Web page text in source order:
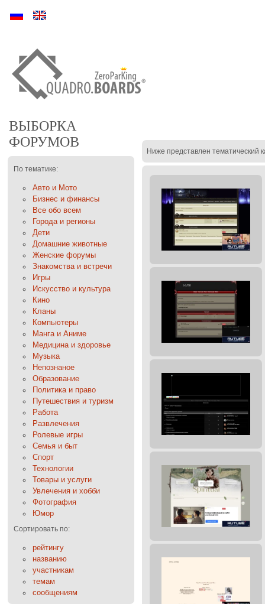
Ру En
ВЫБОРКА
ФОРУМОВ
По тематике:
Авто и Мото
Бизнес и финансы
Все обо всем
Города и регионы
Дети
Домашние животные
Женские форумы
Знакомства и встречи
Игры
Искусство и культура
Кино
Кланы
Компьютеры
Манга и Аниме
Медицина и здоровье
Музыка
Непознаное
Образование
Политика и право
Путешествия и туризм
Работа
Развлечения
Ролевые игры
Семья и быт
Спорт
Технологии
Товары и услуги
Увлечения и хобби
Фотография
Юмор
Сортировать по:
рейтингу
названию
участникам
темам
сообщениям
Ниже представлен тематический